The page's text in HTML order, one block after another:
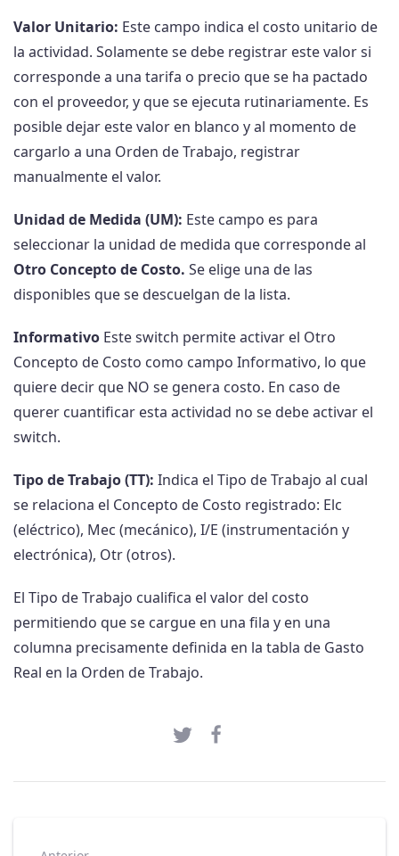
Valor Unitario: Este campo indica el costo unitario de
la actividad. Solamente se debe registrar este valor si
corresponde a una tarifa o precio que se ha pactado
con el proveedor, y que se ejecuta rutinariamente. Es
posible dejar este valor en blanco y al momento de
cargarlo a una Orden de Trabajo, registrar
manualmente el valor.
Unidad de Medida (UM): Este campo es para
seleccionar la unidad de medida que corresponde al
Otro Concepto de Costo. Se elige una de las
disponibles que se descuelgan de la lista.
Informativo Este switch permite activar el Otro
Concepto de Costo como campo Informativo, lo que
quiere decir que NO se genera costo. En caso de
querer cuantificar esta actividad no se debe activar el
switch.
Tipo de Trabajo (TT): Indica el Tipo de Trabajo al cual
se relaciona el Concepto de Costo registrado: Elc
(eléctrico), Mec (mecánico), I/E (instrumentación y
electrónica), Otr (otros).
El Tipo de Trabajo cualifica el valor del costo
permitiendo que se cargue en una fila y en una
columna precisamente definida en la tabla de Gasto
Real en la Orden de Trabajo.